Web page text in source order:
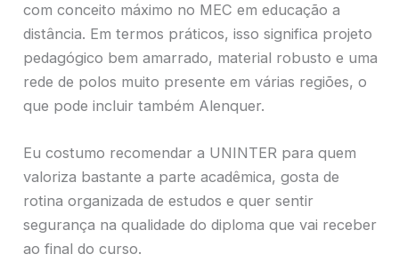
com conceito máximo no MEC em educação a
distância. Em termos práticos, isso significa projeto
pedagógico bem amarrado, material robusto e uma
rede de polos muito presente em várias regiões, o
que pode incluir também Alenquer.
Eu costumo recomendar a UNINTER para quem
valoriza bastante a parte acadêmica, gosta de
rotina organizada de estudos e quer sentir
segurança na qualidade do diploma que vai receber
ao final do curso.